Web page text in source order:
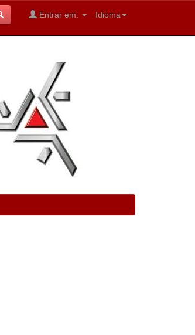
Idioma
Entrar em: